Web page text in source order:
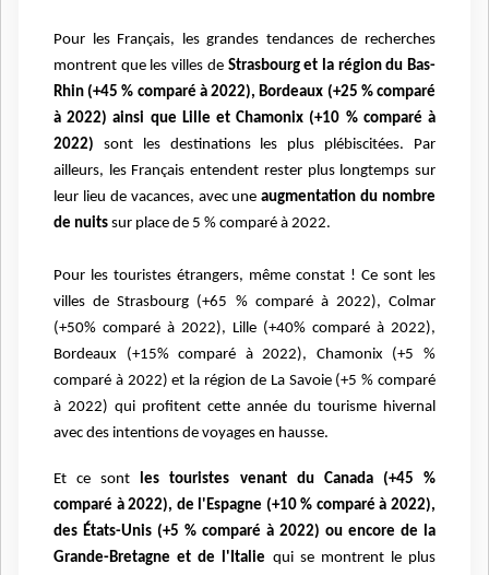
Pour les Français, les grandes tendances de recherches
montrent que les villes de Strasbourg et la région du Bas-
Rhin (+45 % comparé à 2022), Bordeaux (+25 % comparé
à 2022) ainsi que Lille et Chamonix (+10 % comparé à
2022) sont les destinations les plus plébiscitées. Par
ailleurs, les Français entendent rester plus longtemps sur
leur lieu de vacances, avec uneaugmentation du nombre
de nuits sur place de 5 % comparé à 2022.
Pour les touristes étrangers, même constat ! Ce sont les
villes de Strasbourg (+65 % comparé à 2022), Colmar
(+50% comparé à 2022), Lille (+40% comparé à 2022),
Bordeaux (+15% comparé à 2022), Chamonix (+5 %
comparé à 2022) et la région de La Savoie (+5 % comparé
à 2022) qui profitent cette année du tourisme hivernal
avec des intentions de voyages en hausse.
Et ce sont les touristes venant du Canada (+45 %
comparé à 2022), de l'Espagne (+10 % comparé à 2022),
des États-Unis (+5 % comparé à 2022) ou encore de la
Grande-Bretagne et de l'Italie qui se montrent le plus